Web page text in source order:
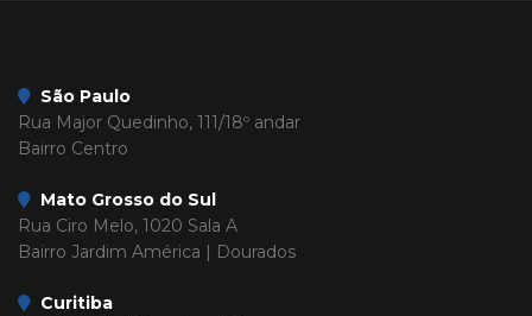
São Paulo
Rua Major Quedinho, 111/18º andar
Bairro Centro
Mato Grosso do Sul
Rua Ciro Melo, 1020 Sala A
Bairro Jardim América | Dourados
Curitiba